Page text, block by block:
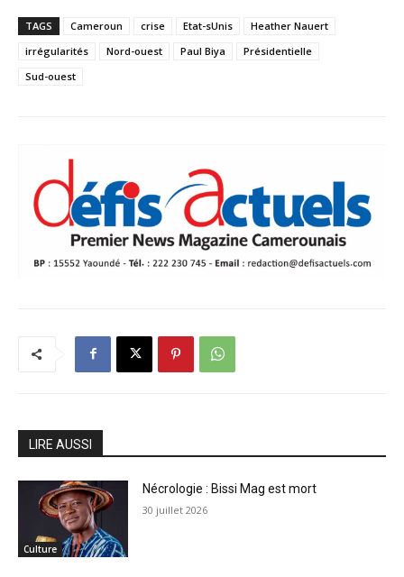
TAGS Cameroun crise Etat-sUnis
Heather Nauert
irrégularités
Nord-ouest Paul Biya
Présidentielle
Sud-ouest
LIRE AUSSI
Culture
Nécrologie : Bissi Mag est mort
30 juillet 2026